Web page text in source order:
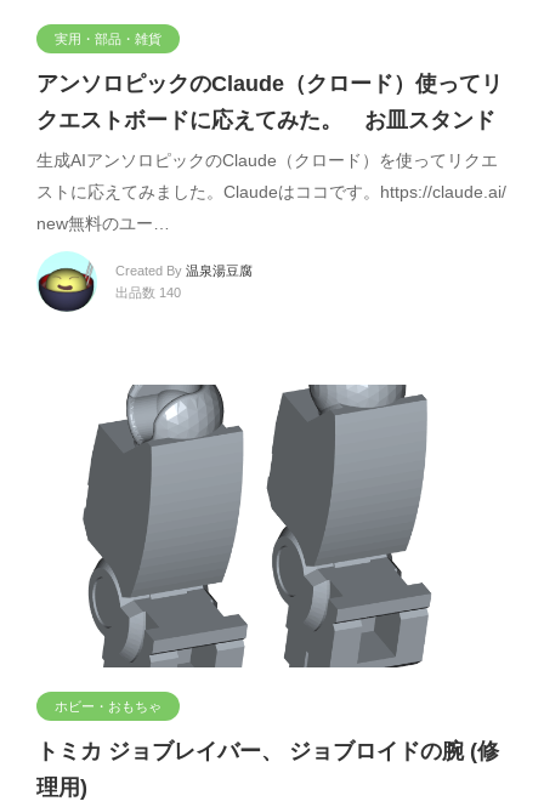
実用・部品・雑貨
アンソロピックのClaude（クロード）使ってリ
クエストボードに応えてみた。 お皿スタンド
生成AIアンソロピックのClaude（クロード）を使ってリクエ
ストに応えてみました。Claudeはココです。https://claude.ai/
new無料のユー…
Created By 温泉湯豆腐
出品数 140
ホビー・おもちゃ
トミカ ジョブレイバー、 ジョブロイドの腕 (修
理用)